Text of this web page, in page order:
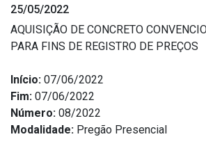
Estrutura Organizacional
Secretarias
Administração
Agricultura e Meio Ambiente
25/05/2022
AQUISIÇÃO DE CONCRETO
PARA FINS DE REGISTRO DE PREÇOS
Início: 07/06/2022
Fim: 07/06/2022
Número: 08/2022
Modalidade: Pregão Presencial